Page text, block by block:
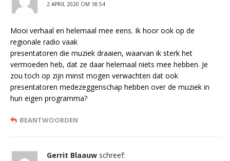
2 APRIL 2020 OM 18:54
Mooi verhaal en helemaal mee eens. Ik hoor ook op de
regionale radio vaak
presentatoren die muziek draaien, waarvan ik sterk het
vermoeden heb, dat ze daar helemaal niets mee hebben. Je
zou toch op zijn minst mogen verwachten dat ook
presentatoren medezeggenschap hebben over de muziek in
hun eigen programma?
BEANTWOORDEN
Gerrit Blaauw schreef: